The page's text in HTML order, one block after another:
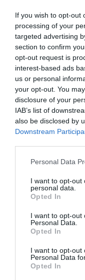
If you wish to opt-out
processing of your
targeted advertising
section to confirm
opt-out request is
interest-based ads
us or personal
your opt-out. You
disclosure of your
IAB’s list of
also be disclosed by
Downstream
Please note that this
not limited to your
grant or deny
use your data for
consent section.
Personal Data
I want to opt-out
personal data.
Opted In
I want to opt-out
Personal Data.
Opted In
I want to opt-out
Personal Data
Opted In
49χρονης
σε δύσβατο
ΣΤΑΣΥ: 29,4
Μετρό της
τον
και μάθετε
Share